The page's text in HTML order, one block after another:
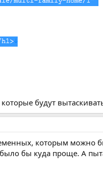
будут
которым можно
бы куда проще. А